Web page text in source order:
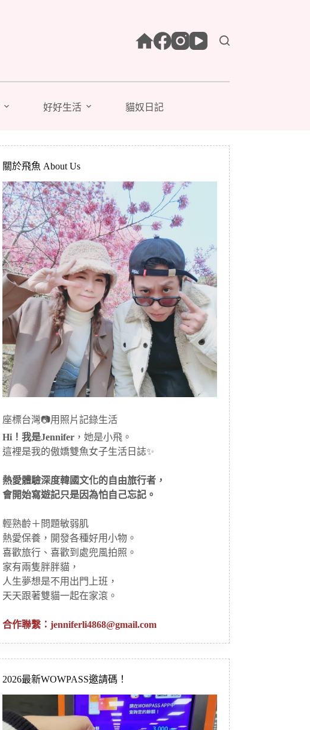
好好生活 貓奴日記
關於飛魚 About Us
座標台灣📷用照片記錄生活
Hi！我是Jennifer ，她是小飛。
這裡是我的傲嬌雙魚女子生活日誌✨
熱愛體驗深度韓國文化的自由旅行者，
會開始寫遊記只是因為怕自己忘記。
輕熟齡＋問題敏弱肌
熱愛保養，開發各種好用小物。
喜歡旅行、喜歡到處兜風拍照。
家有兩隻胖胖貓，
人生夢想是不用出門上班，
天天跟著雙貓一起在家滾。
合作聯繫：jenniferli4868@gmail.com
2026最新WOWPASS邀請碼！